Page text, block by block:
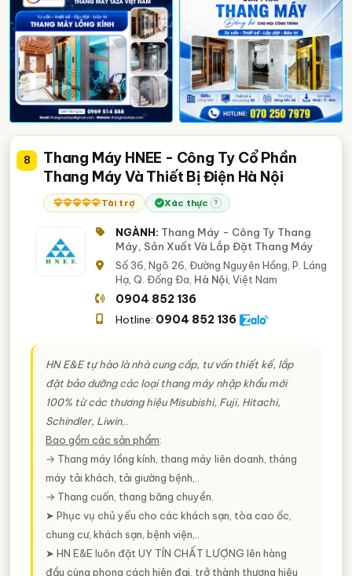
8
Thang Máy HNEE - Công Ty Cổ Phần
Thang Máy Và Thiết Bị Điện Hà Nội
Tài trợ Xác thực ?
NGÀNH: Thang Máy - Công Ty Thang
Máy, Sản Xuất Và Lắp Đặt Thang Máy
Số 36, Ngõ 26, Đường Nguyên Hồng, P. Láng
Hạ, Q. Đống Đa, Hà Nội , Việt Nam
0904 852 136
Hotline: 0904 852 136
HN E&E tự hào là nhà cung cấp, tư vấn thiết kế, lắp
đặt bảo dưỡng các loại thang máy nhập khẩu mới
100% từ các thương hiệu Misubishi, Fuji, Hitachi,
Schindler, Liwin,..
Bao gồm các sản phẩm:
→ Thang máy lồng kính, thang máy liên doanh, tháng
máy tải khách, tải giường bệnh,..
→ Thang cuốn, thang băng chuyền.
➤ Phục vụ chủ yếu cho các khách sạn, tòa cao ốc,
chung cư, khách sạn, bệnh viện,..
➤ HN E&E luôn đặt UY TÍN CHẤT LƯỢNG lên hàng
đầu cùng phong cách hiện đại, trở thành thương hiệu